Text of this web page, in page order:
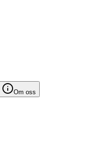
Om oss